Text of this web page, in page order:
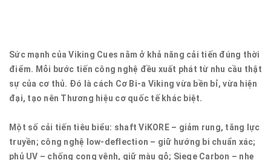
Sức mạnh của Viking Cues nằm ở khả năng cải tiến đúng thời
điểm. Mỗi bước tiến công nghệ đều xuất phát từ nhu cầu thật
sự của cơ thủ. Đó là cách Cơ Bi-a Viking vừa bền bỉ, vừa hiện
đại, tạo nên Thương hiệu cơ quốc tế khác biệt.
Một số cải tiến tiêu biểu: shaft ViKORE – giảm rung, tăng lực
truyền; công nghệ low-deflection – giữ hướng bi chuẩn xác;
phủ UV – chống cong vênh, giữ màu gỗ; Siege Carbon – nhẹ